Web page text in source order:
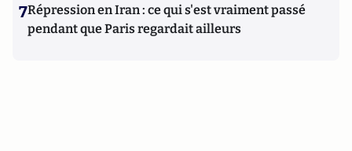
7Répression en Iran : ce qui s'est vraiment passé
pendant que Paris regardait ailleurs